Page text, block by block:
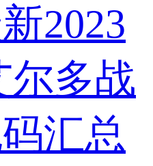
2023
尔多战
汇总